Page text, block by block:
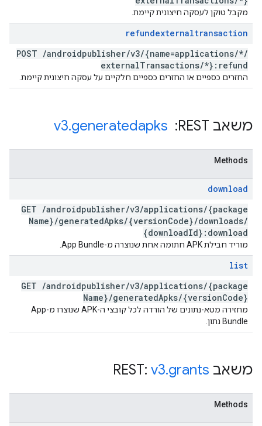
מקבל טוקן לעסקה חיצונית קיימת.
refundexternaltransaction
POST /androidpublisher/v3/{name=applications/*/
externalTransactions/*}:refund
החזרים כספיים או החזרים כספיים חלקיים על עסקה חיצונית קיימת.
משאב REST: ‏ v3.generatedapks
Methods
download
GET /androidpublisher/v3/applications/{package
Name}/generatedApks/{versionCode}/downloads/
{downloadId}:download
מוריד חבילת APK חתומה אחת שנוצרה מ-App Bundle.
list
GET /androidpublisher/v3/applications/{package
Name}/generatedApks/{versionCode}
מחזירה מטא-נתונים של הורדה לכל קובצי ה-APK שנוצרו מ-App
Bundle נתון.
משאב REST: v3.grants
Methods